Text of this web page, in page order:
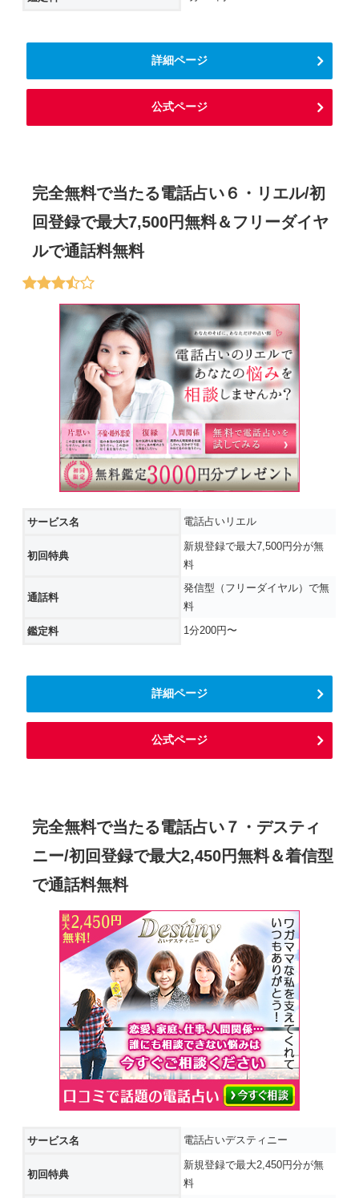
詳細ページ
公式ページ
完全無料で当たる電話占い６・リエル/初
回登録で最大7,500円無料＆フリーダイヤ
ルで通話料無料
サービス名 電話占いリエル
初回特典
新規登録で最大7,500円分が無
料
通話料
発信型（フリーダイヤル）で無
料
鑑定料 1分200円〜
詳細ページ
公式ページ
完全無料で当たる電話占い７・デスティ
ニー/初回登録で最大2,450円無料＆着信型
で通話料無料
サービス名 電話占いデスティニー
初回特典
新規登録で最大2,450円分が無
料